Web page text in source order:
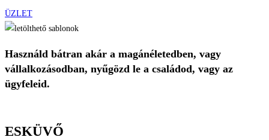
ÜZLET
Használd bátran akár a magánéletedben, vagy
vállalkozásodban, nyűgözd le a családod, vagy az
ügyfeleid.
ESKÜVŐ